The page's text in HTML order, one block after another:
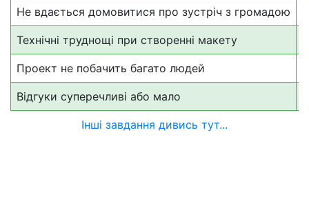
Не вдається домовитися про зустріч з громадою
Технічні труднощі при створенні макету
Проект не побачить багато людей
Відгуки суперечливі або мало
Інші завдання дивись тут...